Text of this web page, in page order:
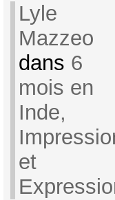
Lyle
Mazzeo
dans 6
mois en
Inde,
et